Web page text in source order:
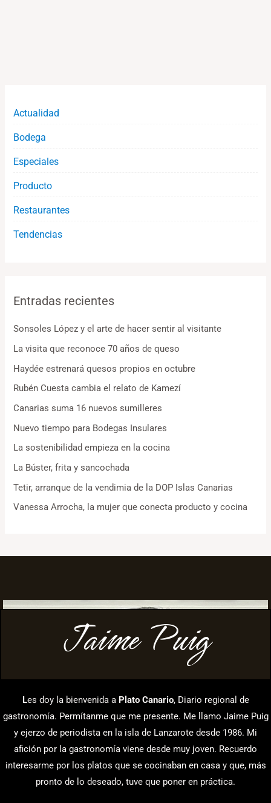
Actualidad
Bodega
Especiales
Producto
Restaurantes
Tendencias
Entradas recientes
Sonsoles López y el arte de hacer sentir al visitante
La visita que reconoce 70 años de queso
Haydée estrenará quesos propios en octubre
Rubén Cuesta cambia el relato de Kamezí
Canarias suma 16 nuevos sumilleres
Nuevo tiempo para Bodegas Insulares
La sostenibilidad empieza en la cocina
La Búster, frita y sancochada
Tetir, arranque de la vendimia de la DOP Islas Canarias
Vanessa Arrocha, la mujer que conecta producto y cocina
Jaime Puig
Les doy la bienvenida a Plato Canario, Diario regional de
gastronomía. Permítanme que me presente. Me llamo Jaime Puig
y ejerzo de periodista en la isla de Lanzarote desde 1986. Mi
afición por la gastronomía viene desde muy joven. Recuerdo
interesarme por los platos que se cocinaban en casa y que, más
pronto de lo deseado, tuve que poner en práctica.